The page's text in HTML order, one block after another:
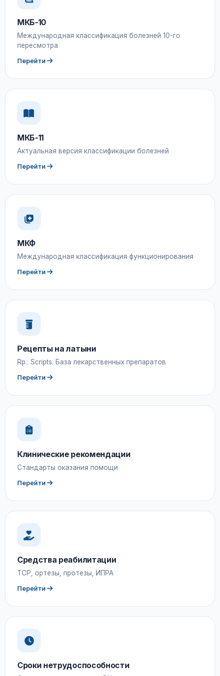
МКБ-10
Международная классификация болезней 10-го
пересмотра
Перейти
МКБ-11
Актуальная версия классификации болезней
Перейти
МКФ
Международная классификация функционирования
Перейти
Рецепты на латыни
Rp.: Scripts. База лекарственных препаратов
Перейти
Клинические рекомендации
Стандарты оказания помощи
Перейти
Средства реабилитации
ТСР, ортезы, протезы, ИПРА
Перейти
Сроки нетрудоспособности